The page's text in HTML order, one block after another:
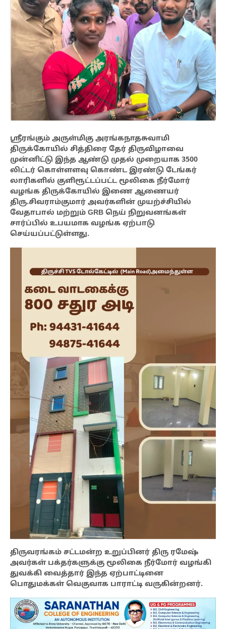
ஸ்ரீரங்கும் அருள்மிகு அரங்கநாதசுவாமி
திருக்கோயில் சித்திரை தேர் திருவிழாவை
முன்னிட்டு இந்த ஆண்டு முதல் முறையாக 3500
லிட்டர் கொள்ளளவு கொண்ட இரண்டு டேங்கர்
லாரிகளில் குளிரூட்டப்பட்ட மூலிகை நீர்மோர்
வழங்க திருக்கோயில் இணை ஆணையர்
திரு.சிவராம்குமார் அவர்களின் முயற்ச்சியில்
வேதாபால் மற்றும் GRB நெய் நிறுவனங்கள்
சார்ப்பில் உபயமாக வழங்க ஏற்பாடு
செய்யப்பட்டுள்ளது.
திருவரங்கம் சட்டமன்ற உறுப்பினர் திரு ரமேஷ்
அவர்கள் பக்தர்களுக்கு மூலிகை நீர்மோர் வழங்கி
துவக்கி வைத்தார் இந்த ஏற்பாட்டினை
பொதுமக்கள் வெகுவாக பாராட்டி வருகின்றனர்.